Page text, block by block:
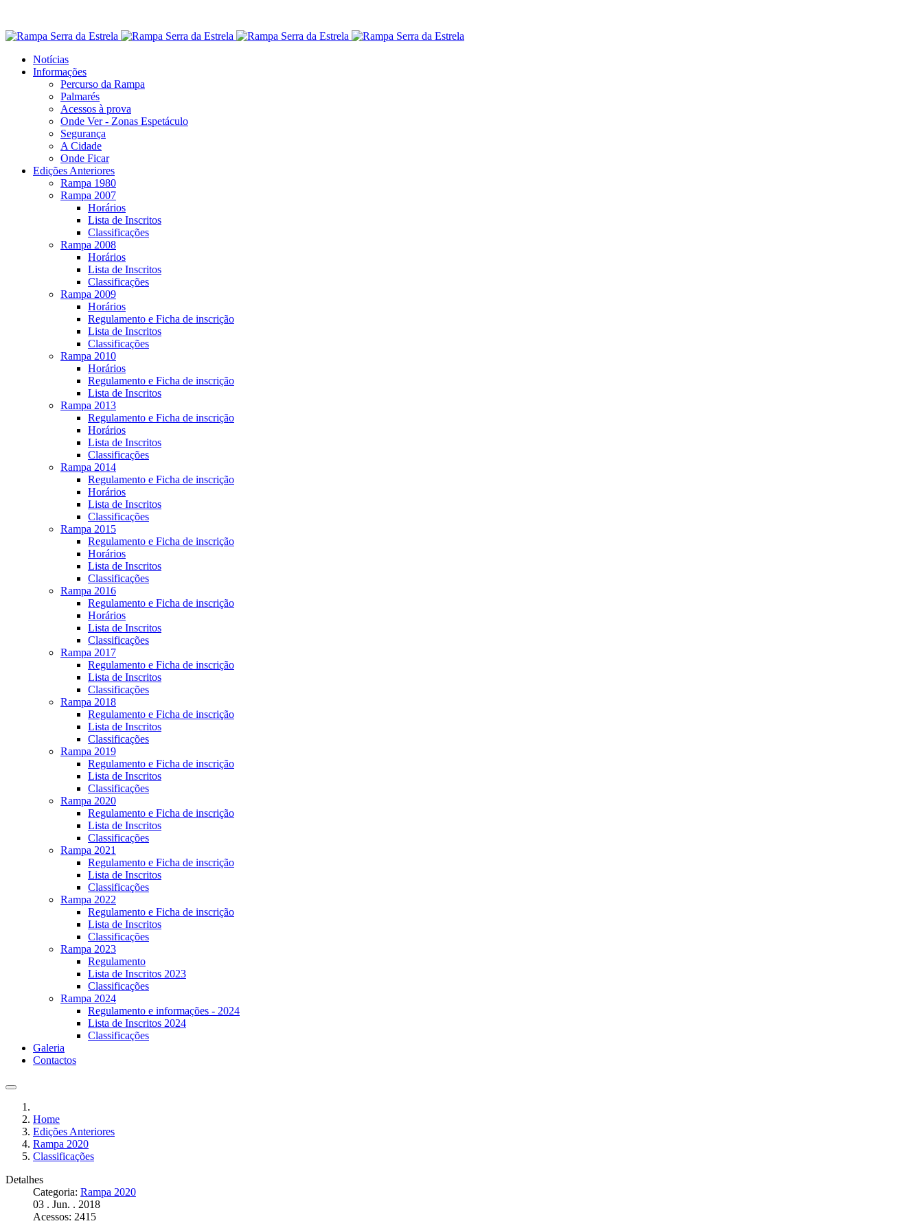
Notícias
Informações
Percurso da Rampa
Palmarés
Acessos à prova
Onde Ver - Zonas Espetáculo
Segurança
A Cidade
Onde Ficar
Edições Anteriores
Rampa 1980
Rampa 2007
Horários
Lista de Inscritos
Classificações
Rampa 2008
Horários
Lista de Inscritos
Classificações
Rampa 2009
Horários
Regulamento e Ficha de inscrição
Lista de Inscritos
Classificações
Rampa 2010
Horários
Regulamento e Ficha de inscrição
Lista de Inscritos
Rampa 2013
Regulamento e Ficha de inscrição
Horários
Lista de Inscritos
Classificações
Rampa 2014
Regulamento e Ficha de inscrição
Horários
Lista de Inscritos
Classificações
Rampa 2015
Regulamento e Ficha de inscrição
Horários
Lista de Inscritos
Classificações
Rampa 2016
Regulamento e Ficha de inscrição
Horários
Lista de Inscritos
Classificações
Rampa 2017
Regulamento e Ficha de inscrição
Lista de Inscritos
Classificações
Rampa 2018
Regulamento e Ficha de inscrição
Lista de Inscritos
Classificações
Rampa 2019
Regulamento e Ficha de inscrição
Lista de Inscritos
Classificações
Rampa 2020
Regulamento e Ficha de inscrição
Lista de Inscritos
Classificações
Rampa 2021
Regulamento e Ficha de inscrição
Lista de Inscritos
Classificações
Rampa 2022
Regulamento e Ficha de inscrição
Lista de Inscritos
Classificações
Rampa 2023
Regulamento
Lista de Inscritos 2023
Classificações
Rampa 2024
Regulamento e informações - 2024
Lista de Inscritos 2024
Classificações
Galeria
Contactos
Home
Edições Anteriores
Rampa 2020
Classificações
Detalhes
Categoria: Rampa 2020
03 . Jun. . 2018
Acessos: 2415